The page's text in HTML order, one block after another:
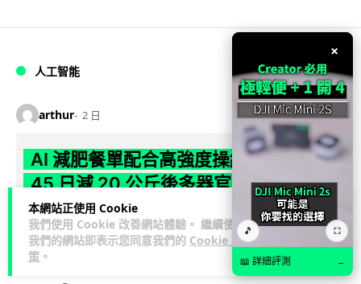
本網站正使用 Cookie
我們使用 Cookie 改善網站體驗。 繼續使用
我們的網站即表示您同意我們的 Cookie 政
策 。
人工智能
arthur 2 日
AI 減肥餐單配合高強度操練 成都男
45 日減 20 公斤後多器官衰竭
成都一名男子跟隨 AI 制訂高強度減脂計劃，45 日內減去約 20
公斤後昏迷送院。醫生診斷他患上尿源性膿毒症、膿毒性休克
及多器官功能障礙。...
×
🎵 ⛶
📖 詳細評測 →